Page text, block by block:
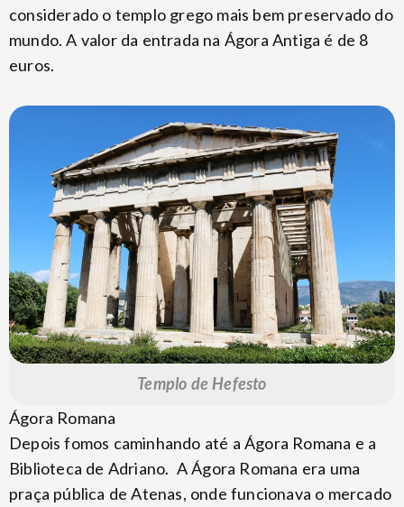
considerado o templo grego mais bem preservado do
mundo. A valor da entrada na Ágora Antiga é de 8
euros.
Templo de Hefesto
Ágora Romana
Depois fomos caminhando até a Ágora Romana e a
Biblioteca de Adriano. A Ágora Romana era uma
praça pública de Atenas, onde funcionava o mercado